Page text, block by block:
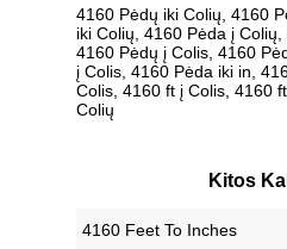
4160 Pėdų iki Colių, 4160
iki Colių, 4160 Pėda į Colių,
4160 Pėdų į Colis, 4160
į Colis, 4160 Pėda iki in,
Colis, 4160 ft į Colis, 4160
Colių
Kitos
‎4160 Feet To Inches